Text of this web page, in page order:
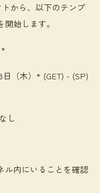
から、以下のテンプ
始します。
（木）* (GET) - (SP)
し
ル内にいることを確認